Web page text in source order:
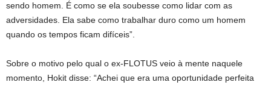
sendo homem. É como se ela soubesse como lidar com as
adversidades. Ela sabe como trabalhar duro como um homem
quando os tempos ficam difíceis”.
Sobre o motivo pelo qual o ex-FLOTUS veio à mente naquele
momento, Hokit disse: “Achei que era uma oportunidade perfeita